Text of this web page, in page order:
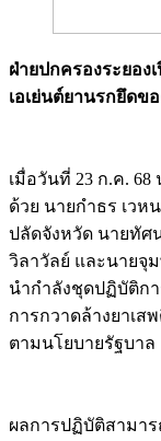
ฝ่ายปกครองระยอง
เอเย่นต์ยานรกยึดข
เมื่อวันที่ 23 ก.ค.
ด้วย นายกำธร เวห
ปลัดจังหวัด นายทัศ
วิลาวัลย์ และนายจุ
นำกำลังชุดปฏิบัติกา
การกวาดล้างยาเสพ
ตามนโยบายรัฐบาล
ผลการปฏิบัติสามา